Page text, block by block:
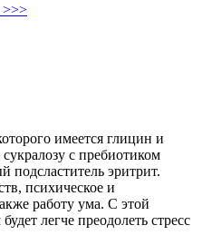
>>>
имеется глицин и
с пребиотиком
подсластитель эритрит.
психическое и
работу ума. С этой
легче преодолеть стресс